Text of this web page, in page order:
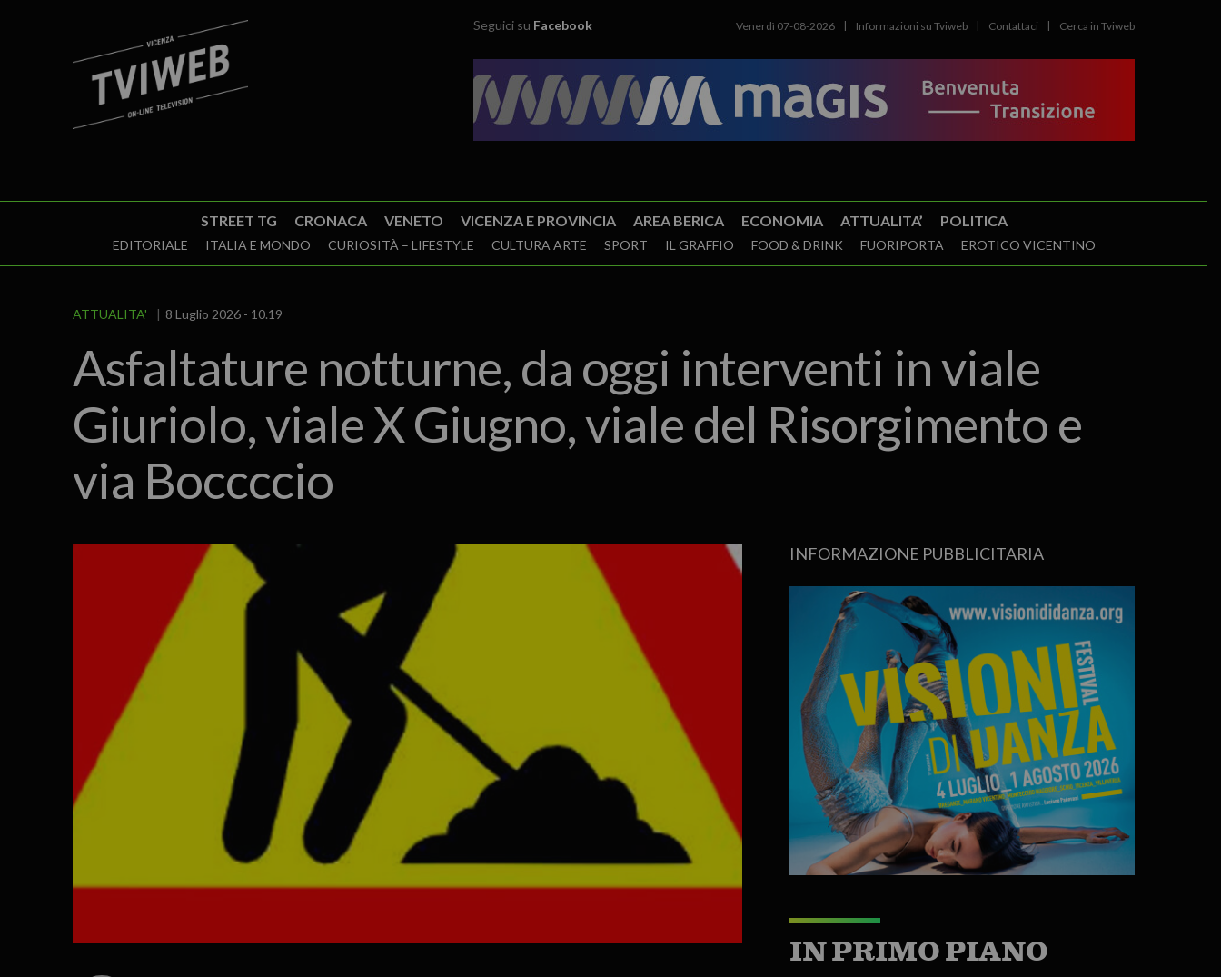
Seguici su Facebook Venerdì 07-08-2026 Informazioni su Tviweb Contattaci Cerca in Tviweb
STREET TG CRONACA VENETO VICENZA E PROVINCIA AREA BERICA ECONOMIA ATTUALITA’ POLITICA
EDITORIALE ITALIA E MONDO CURIOSITÀ – LIFESTYLE CULTURA ARTE SPORT IL GRAFFIO FOOD & DRINK FUORIPORTA EROTICO VICENTINO
ATTUALITA' 8 Luglio 2026 - 10.19
Asfaltature notturne, da oggi interventi in viale
Giuriolo, viale X Giugno, viale del Risorgimento e
via Boccccio
INFORMAZIONE PUBBLICITARIA
IN PRIMO PIANO